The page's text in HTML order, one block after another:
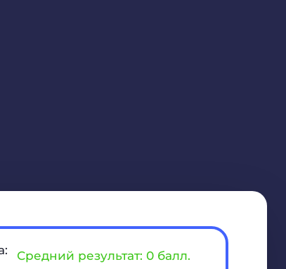
Средний результат: 0 балл.